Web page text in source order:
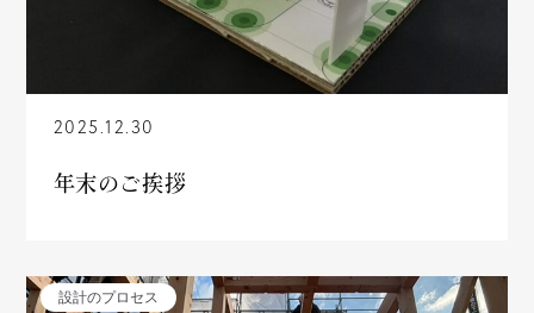
2025.12.30
年末のご挨拶
設計のプロセス